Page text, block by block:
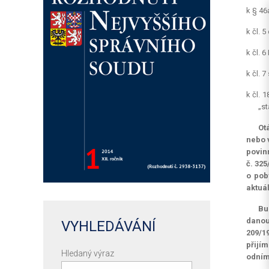
k §
k čl.
k čl. 6
k čl.
k čl.
nebo
č.
o
209/
VYHLEDÁVÁNÍ
Hledaný výraz